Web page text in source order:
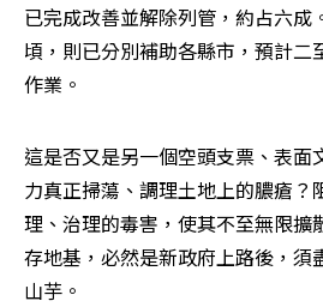
已完成改善並解除列管，約占六成
頃，則已分別補助各縣市，預計二
作業。
這是否又是另一個空頭支票、表面
力真正掃蕩、調理土地上的膿瘡？
理、治理的毒害，使其不至無限擴
存地基，必然是新政府上路後，須
山芋。